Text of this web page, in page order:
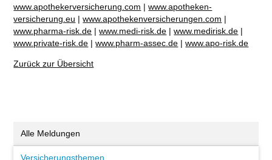
www.apothekerversicherung.com |www.apotheken-
versicherung.eu |www.apothekenversicherungen.com |
www.pharma-risk.de |www.medi-risk.de |www.medirisk.de |
www.private-risk.de |www.pharm-assec.de |www.apo-risk.de
Zurück zur Übersicht
Alle Meldungen
Versicherungsthemen